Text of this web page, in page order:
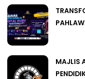
MAJLIS